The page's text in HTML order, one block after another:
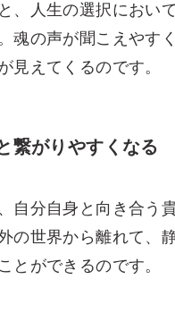
、人生の選択におい
魂の声が聞こえやす
見えてくるのです。
繋がりやすくなる
自分自身と向き合う
の世界から離れて、
とができるのです。